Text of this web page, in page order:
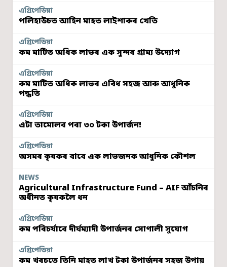
এগ্ৰিপেডিয়া
পলিহাউচত আহিন মাহত লাইশাকৰ খেতি
এগ্ৰিপেডিয়া
কম মাটিত অধিক লাভৰ এক সুন্দৰ গ্ৰাম্য উদ্যোগ
এগ্ৰিপেডিয়া
কম মাটিত অধিক লাভৰ এবিধ সহজ আৰু আধুনিক
পদ্ধতি
এগ্ৰিপেডিয়া
এটা তামোলৰ পৰা ৩০ টকা উপাৰ্জন!
এগ্ৰিপেডিয়া
অসমৰ কৃষকৰ বাবে এক লাভজনক আধুনিক কৌশল
NEWS
Agricultural Infrastructure Fund – AIF আঁচনিৰ
অধীনত কৃষকলৈ ধন
এগ্ৰিপেডিয়া
কম পৰিচৰ্যাৰে দীৰ্ঘম্যাদী উপাৰ্জনৰ সোণালী সুযোগ
এগ্ৰিপেডিয়া
কম খৰচতে তিনি মাহত লাখ টকা উপাৰ্জনৰ সহজ উপায়